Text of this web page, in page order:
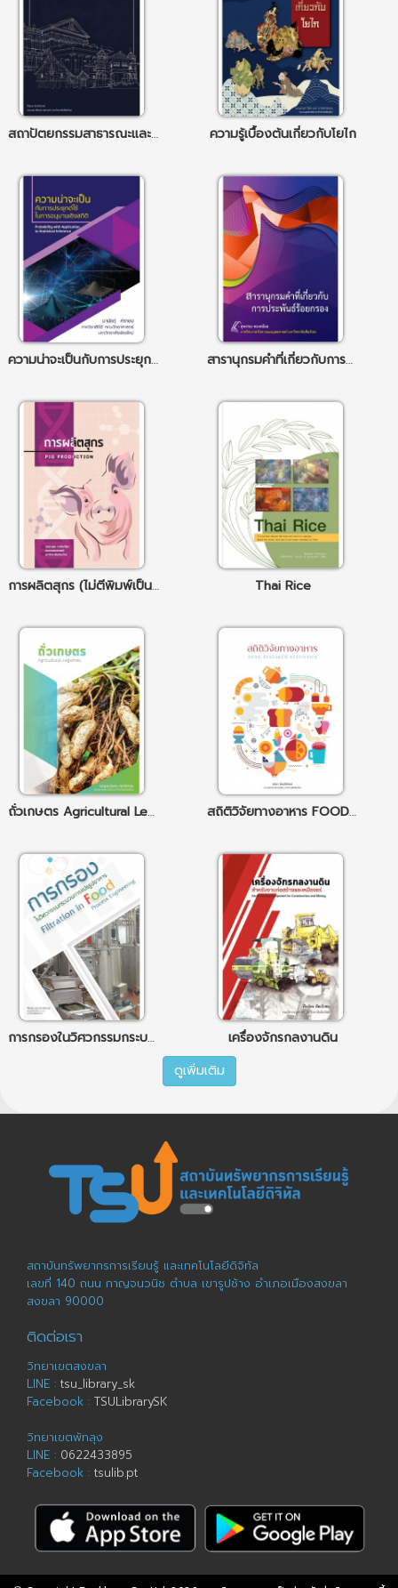
สถาปัตยกรรมสาธารณะและบ้านเรือนแบบตะวันตกในล้านนา ความรู้เบื้องต้นเกี่ยวกับโยไก
ความน่าจะเป็นกับการประยุกต์ใช้ในการอนุมานเชิงสถิติ สารานุกรมคำที่เกี่ยวกับการประพันธ์ร้อยกรอง
การผลิตสุกร (ไม่ตีพิมพ์เป็นรูปเล่ม) Thai Rice
ถั่วเกษตร Agricultural Legumes สถิติวิจัยทางอาหาร FOOD RESEARCH STATISTICS
การกรองในวิศวกรรมกระบวนการแปรรูปอาหาร
เครื่องจักรกลงานดิน
ดูเพิ่มเติม
สถาบันทรัพยากรการเรียนรู้ และเทคโนโลยีดิจิทัล
เลขที่ 140 ถนน กาญจนวนิช ตำบล เขารูปช้าง อำเภอเมืองสงขลา
สงขลา 90000
ติดต่อเรา
วิทยาเขตสงขลา
LINE : tsu_library_sk
Facebook : TSULibrarySK
วิทยาเขตพัทลุง
LINE : 0622433895
Facebook : tsulib.pt